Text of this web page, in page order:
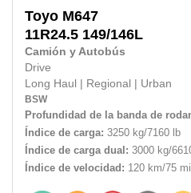
Toyo M647
11R24.5 149/146L
Camión y Autobús
Drive
Long Haul | Regional | Urban
BSW
Profundidad de la banda de
Índice de carga: 3250 kg/7160 lb
Índice de carga dual: 3000 kg/
Índice de velocidad: 120 km/75 mi